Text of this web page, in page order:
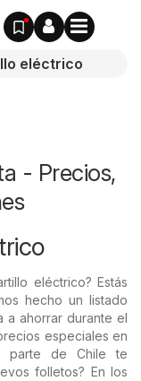
- Precios,
eléctrico? Estás
hecho un listado
a ahorrar durante el
especiales en
parte de Chile te
folletos? En los